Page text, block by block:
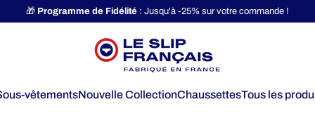
🎁 Programme de Fidélité : Jusqu'à -25% sur votre commande !
Diaporama Pause
Le Slip Français
vêtementsNouvelle CollectionChaussettesTous les